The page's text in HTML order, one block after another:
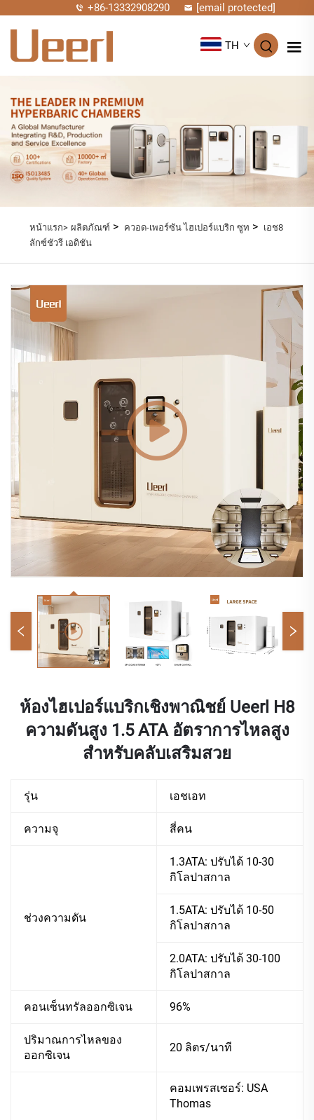
+86-13332908290 [email protected]
TH
หน้าแรก> ผลิตภัณฑ์> ควอด-เพอร์ซัน ไฮเปอร์แบริก ซูท > เอช8
ลักซ์ชัวรี เอดิชัน
ห้องไฮเปอร์แบริกเชิงพาณิชย์ Ueerl H8
ความดันสูง 1.5 ATA อัตราการไหลสูง
สำหรับคลับเสริมสวย
รุ่น เอชเอท
ความจุ สี่คน
ช่วงความดัน
1.3ATA: ปรับได้ 10-30
กิโลปาสกาล
1.5ATA: ปรับได้ 10-50
กิโลปาสกาล
2.0ATA: ปรับได้ 30-100
กิโลปาสกาล
คอนเซ็นทรัลออกซิเจน 96%
ปริมาณการไหลของ
ออกซิเจน
20 ลิตร/นาที
คอมเพรสเซอร์: USA
Thomas